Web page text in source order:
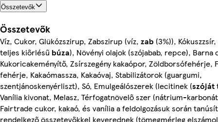
Összetevők
Összetevők
Víz, Cukor, Glükózszirup, Zabszirup (víz, zab (3%)),
teljes kiőrlésű búza), Növényi olajok (szójabab, repce), Barna
Kukoricakeményítő, Zsírszegény kakaópor, Zöldborsófehérje,
fehérje, Kakaómassza, Kakaóvaj, Stabilizátorok (guargumi,
szentjánoskenyérliszt), Só, Emulgeálószerek (lecitinek (szóját
Vanília kivonat, Melasz, Térfogatnövelő szer (nátrium-
Fairtrade cukor, kakaó, és vanília a feldolgozásuk során
rendelkező összetevőkkel keverednek (tömegmérleg